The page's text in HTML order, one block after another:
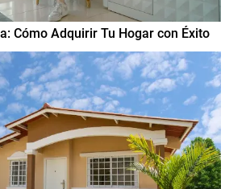
Cómo Adquirir Tu Hogar con Éxito